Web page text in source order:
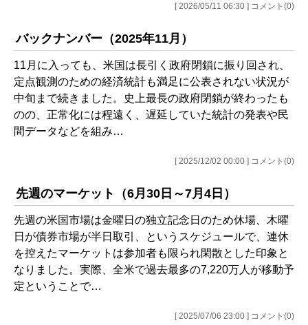
[ 2026/05/11 06:30 ] コメント(0)
バックナンバー（2025年11月）
11月に入っても、米国は長引く政府閉鎖に振り回され、
定点観測のための経済統計も満足に公表されない状況が
中旬まで続きました。史上最長の政府閉鎖が終わったも
のの、正常化には程遠く、遅延していた統計の発表や民
間データなどを組み…
[ 2025/12/02 00:00 ] コメント(0)
先週のマーケット（6月30日～7月4日）
先週の米国市場は金曜日の独立記念日のため休場、木曜
日が債券市場が半日取引、というスケジュールで、連休
を控えたマーケットは参加者も限られ閑散とした印象と
なりました。実際、全米で過去最多の7,220万人が移動予
定ということで…
[ 2025/07/06 23:00 ] コメント(0)